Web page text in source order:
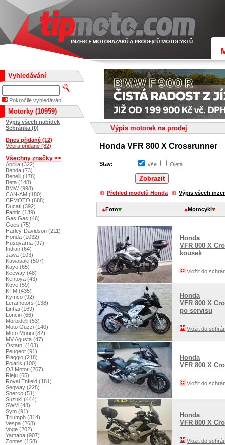
Výpis motorek na prodej
Honda VFR 800 X Crossrunner
Stav: vše Ojetá
Přehled modelů Honda Výpis všech
Foto Motocykl
Honda
VFR 800 X
kousek
Vložit do
Honda
VFR 800 X
po servisu
Vložit do
Honda
VFR 800 X
Vložit do
Honda
VFR 800 X
Vložit do
Vyhledávání
Pokročilé vyhledávání
Motorky (10959)
Výpis všech nabídek
Schránka (0)
Dnes přidané (12)
Včera přidané (82)
Všechny značky >>
Aprilia (322)
Benda (73)
Benelli (178)
Beta (148)
BMW (998)
CAN-AM (180)
CFMOTO (688)
Ducati (392)
Fantic (139)
Gas Gas (46)
Goes (75)
Harley-Davidson (211)
Honda (1032)
Husqvarna (97)
Indian (64)
Jawa (103)
Kawasaki (507)
Kayo (65)
Keeway (48)
Kentoya (43)
Kove (59)
KTM (435)
Kymco (92)
Leramotors (138)
Linhai (169)
Loncin (66)
Morbidelli (53)
Moto Guzzi (140)
Moto Morini (82)
MV Agusta (47)
Ostatní (103)
Peugeot (91)
Piaggio (218)
Polaris (100)
QJ Motor (267)
Rieju (65)
Royal Enfield (181)
Segway (228)
Sherco (51)
Suzuki (444)
SWM (48)
Sym (91)
Triumph (314)
Vespa (268)
Voge (202)
Yamaha (907)
Zontes (158)